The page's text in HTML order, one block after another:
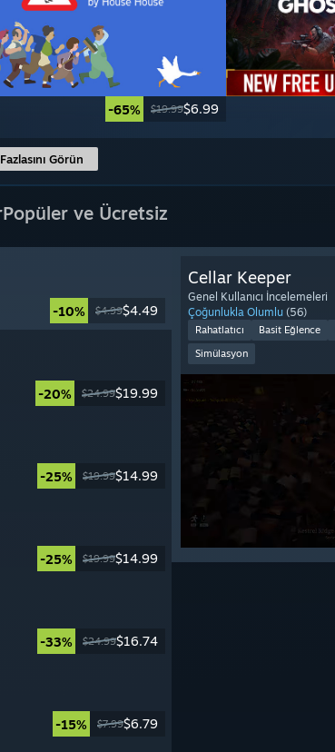
-65% $19.99$6.99
Görün
Popüler ve Ücretsiz
-10% $4.99$4.49
-20% $24.99$19.99
-25% $19.99$14.99
-25% $19.99$14.99
-33% $24.99$16.74
-15% $7.99$6.79
Cellar Keeper
Genel Kullanıcı İncelemeleri
Çoğunlukla Olumlu (56)
Rahatlatıcı Basit Eğlence
Simülasyon